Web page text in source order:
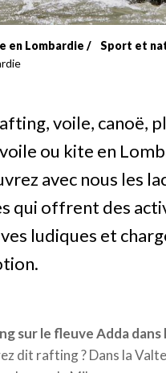
en Lombardie Sport et
afting, voile, canoë,
voile ou kite en
avec nous les
qui offrent des
ludiques et
sur le fleuve Adda dans
dit rafting ? Dans la